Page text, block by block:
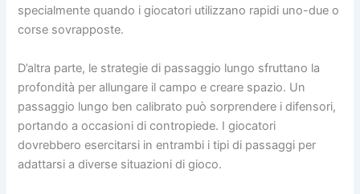
specialmente quando i giocatori utilizzano rapidi uno-due o
corse sovrapposte.
D’altra parte, le strategie di passaggio lungo sfruttano la
profondità per allungare il campo e creare spazio. Un
passaggio lungo ben calibrato può sorprendere i difensori,
portando a occasioni di contropiede. I giocatori
dovrebbero esercitarsi in entrambi i tipi di passaggi per
adattarsi a diverse situazioni di gioco.